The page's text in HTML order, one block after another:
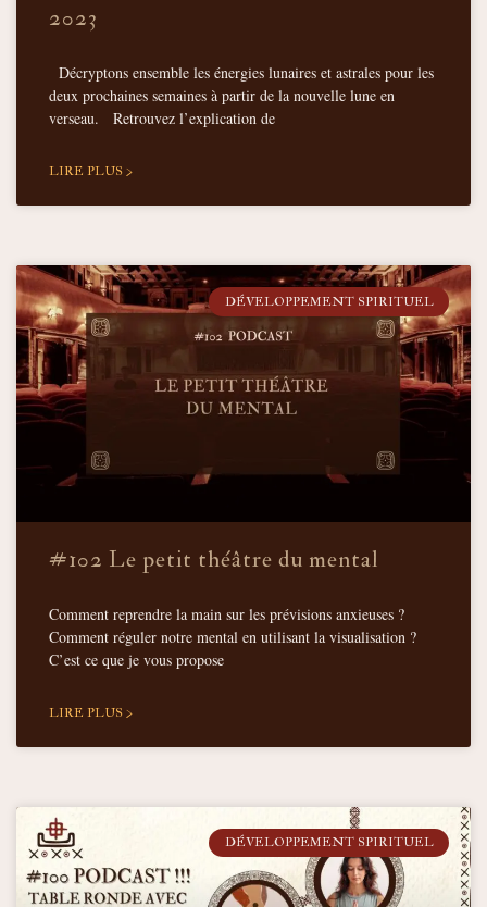
2023
Décryptons ensemble les énergies lunaires et astrales pour les
deux prochaines semaines à partir de la nouvelle lune en
verseau. Retrouvez l’explication de
LIRE PLUS >
DÉVELOPPEMENT SPIRITUEL
#102 Le petit théâtre du mental
Comment reprendre la main sur les prévisions anxieuses ?
Comment réguler notre mental en utilisant la visualisation ?
C’est ce que je vous propose
LIRE PLUS >
DÉVELOPPEMENT SPIRITUEL